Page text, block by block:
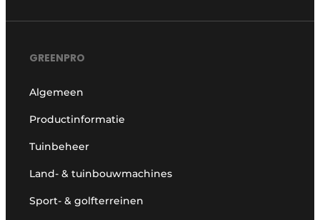
GREENPRO
Algemeen
Productinformatie
Tuinbeheer
Land- & tuinbouwmachines
Sport- & golfterreinen